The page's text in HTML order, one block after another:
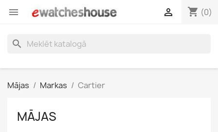
 shopping_cart (0)

search
Mājas Markas Cartier
MĀJAS